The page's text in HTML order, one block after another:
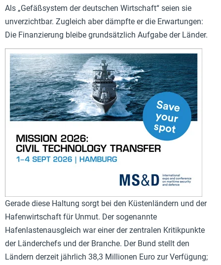
Als „Gefäßsystem der deutschen Wirtschaft“ seien sie
unverzichtbar. Zugleich aber dämpfte er die Erwartungen:
Die Finanzierung bleibe grundsätzlich Aufgabe der Länder.
Gerade diese Haltung sorgt bei den Küstenländern und der
Hafenwirtschaft für Unmut. Der sogenannte
Hafenlastenausgleich war einer der zentralen Kritikpunkte
der Länderchefs und der Branche. Der Bund stellt den
Ländern derzeit jährlich 38,3 Millionen Euro zur Verfügung;